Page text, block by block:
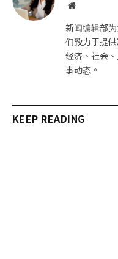
网
新闻编辑部
们致力于提
经济、社会
事动态。
KEEP READING